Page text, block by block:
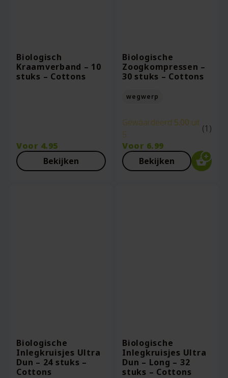
Biologisch
Kraamverband – 10
stuks – Cottons
Voor 4.95
Bekijken
Biologische
Zoogkompressen –
30 stuks – Cottons
wegwerp
Gewaardeerd 5.00 uit
5
(1)
Voor 6.99
Bekijken
Biologische
Inlegkruisjes Ultra
Dun – 24 stuks –
Cottons
Biologische
Inlegkruisjes Ultra
Dun – Long – 32
stuks – Cottons